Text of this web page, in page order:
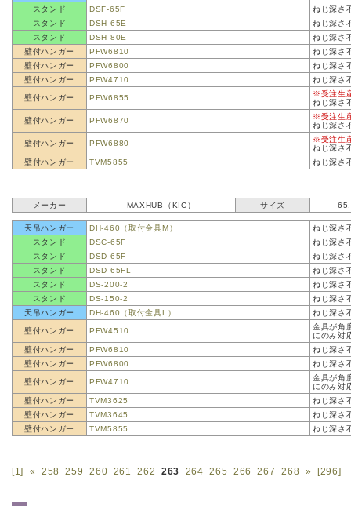
スタンド
DSF-65F
ねじ深さ
スタンド
DSH-65E
ねじ深さ
スタンド
DSH-80E
ねじ深さ
壁付ハンガー
PFW6810
ねじ深さ
壁付ハンガー
PFW6800
ねじ深さ
壁付ハンガー
PFW4710 ねじ深さ
壁付ハンガー PFW6855
※受注生
ねじ深さ
壁付ハンガー PFW6870
※受注生
ねじ深さ
壁付ハンガー PFW6880
※受注生
ねじ深さ
壁付ハンガー
TVM5855 ねじ深さ
メーカー MAXHUB（KIC） サイズ
天吊ハンガー DH-460（取付金具M）
ねじ深さ
スタンド
DSC-65F
ねじ深さ
スタンド
DSD-65F
ねじ深さ
スタンド
DSD-65FL
ねじ深さ
スタンド
DS-200-2
ねじ深さ
スタンド
DS-150-2
ねじ深さ
天吊ハンガー
DH-460（取付金具L） ねじ深さ
壁付ハンガー PFW4510
金具が角
にのみ対
壁付ハンガー
PFW6810
ねじ深さ
壁付ハンガー
PFW6800 ねじ深さ
壁付ハンガー PFW4710
金具が角
にのみ対
壁付ハンガー
TVM3625
ねじ深さ
壁付ハンガー
TVM3645
ねじ深さ
壁付ハンガー
TVM5855 ねじ深さ
[1] « 258 259 260 261 262 263 264 265 266 267 268 » [296]